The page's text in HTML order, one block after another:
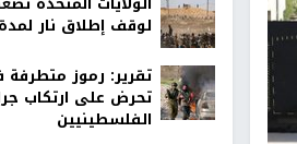
لوقف إطلاق نار
تقرير: رموز
تحرض على ارتكاب
الفلسطينيين